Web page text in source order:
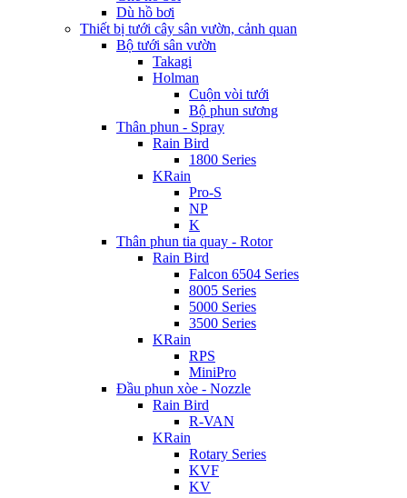
Dù hồ bơi
Thiết bị tưới cây sân vườn, cảnh quan
Bộ tưới sân vườn
Takagi
Holman
Cuộn vòi tưới
Bộ phun sương
Thân phun - Spray
Rain Bird
1800 Series
KRain
Pro-S
NP
K
Thân phun tia quay - Rotor
Rain Bird
Falcon 6504 Series
8005 Series
5000 Series
3500 Series
KRain
RPS
MiniPro
Đầu phun xòe - Nozzle
Rain Bird
R-VAN
KRain
Rotary Series
KVF
KV